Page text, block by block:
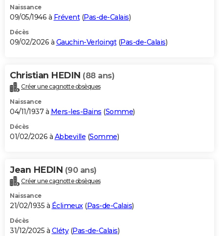
Naissance
09/05/1946 à Frévent(Pas-de-Calais)
Décès
09/02/2026 à Gauchin-Verloingt(Pas-de-Calais)
Christian HEDIN (88 ans)
Créer une cagnotte obsèques
Naissance
04/11/1937 à Mers-les-Bains (Somme)
Décès
01/02/2026 à Abbeville (Somme)
Jean HEDIN (90 ans)
Créer une cagnotte obsèques
Naissance
21/02/1935 à Éclimeux(Pas-de-Calais)
Décès
31/12/2025 à Cléty(Pas-de-Calais)